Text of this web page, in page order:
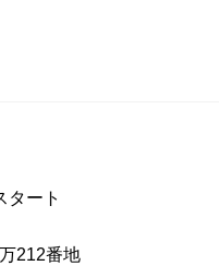
タート
212番地